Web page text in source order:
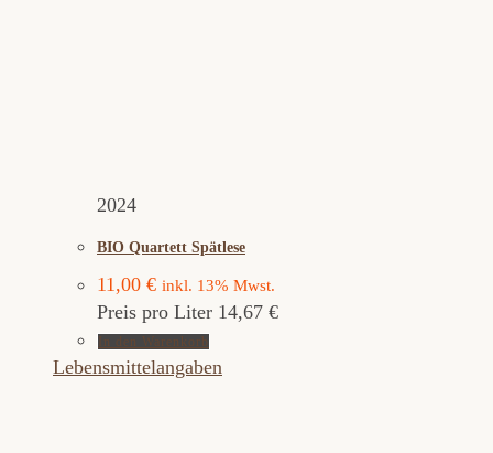
2024
BIO Quartett Spätlese
11,00 € inkl. 13% Mwst.
Preis pro Liter 14,67 €
In den Warenkorb
Lebensmittelangaben